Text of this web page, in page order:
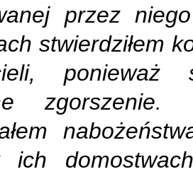
przez
stwierdziłem
ponieważ
zgorszenie.